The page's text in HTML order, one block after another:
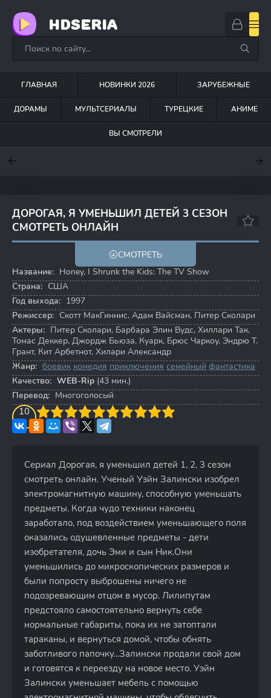
HDSERIA
ГЛАВНАЯ НОВИНКИ 2026 ЗАРУБЕЖНЫЕ
ДОРАМЫ МУЛЬТСЕРИАЛЫ ТУРЕЦКИЕ АНИМЕ
ВЫ СМОТРЕЛИ
ДОРОГАЯ, Я УМЕНЬШИЛ ДЕТЕЙ 3 СЕЗОН
СМОТРЕТЬ ОНЛАЙН
6.1
СМОТРЕТЬ
Название: Honey, I Shrunk the Kids: The TV Show
Страна: США
Год выхода: 1997
Режиссер: Скотт МакГиннис, Адам Вайсман, Питер Сколари
Актеры: Питер Сколари, Барбара Элин Вудс, Хиллари Так,
Томас Деккер, Джордж Бьюза, Куарк, Брюс Чаркоу, Эндрю Т.
Грант, Кит Арбетнот, Хилари Александр
Жанр: боевик комедия приключения семейный фантастика
Качество: WEB-Rip (43 мин.)
Перевод: Многоголосый
10
4 5 6 7 8 9 10
Сериал Дорогая, я уменьшил детей 1, 2, 3 сезон
смотреть онлайн. Ученый Уэйн Залински изобрел
электромагнитную машину, способную уменьшать
предметы. Когда чудо техники наконец
заработало, под воздействием уменьшающего поля
оказались одушевленные предметы - дети
изобретателя, дочь Эми и сын Ник.Они
уменьшились до микроскопических размеров и
были попросту выброшены ничего не
подозревающим отцом в мусор. Лилипутам
предстояло самостоятельно вернуть себе
нормальные габариты, пока их не затоптали
тараканы, и вернуться домой, чтобы обнять
заботливого папочку...Залински продали свой дом
и готовятся к переезду на новое место. Уэйн
Залински уменьшает мебель с помощью